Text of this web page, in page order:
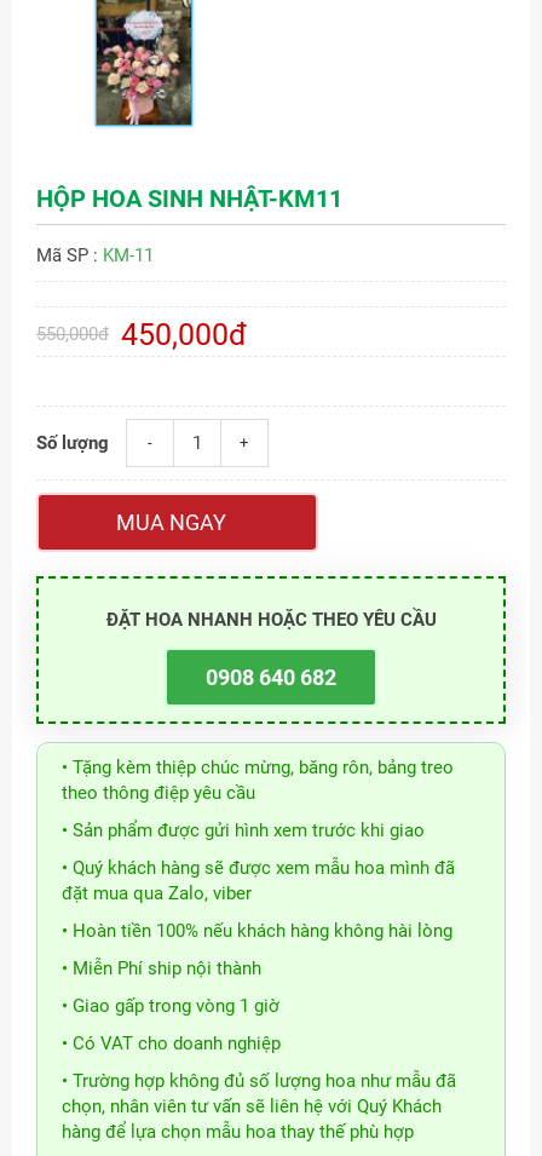
HỘP HOA SINH NHẬT-KM11
Mã SP : KM-11
550,000đ 450,000đ
Số lượng - +
MUA NGAY
ĐẶT HOA NHANH HOẶC THEO YÊU CẦU
0908 640 682
• Tặng kèm thiệp chúc mừng, băng rôn, bảng treo
theo thông điệp yêu cầu
• Sản phẩm được gửi hình xem trước khi giao
• Quý khách hàng sẽ được xem mẫu hoa mình đã
đặt mua qua Zalo, viber
• Hoàn tiền 100% nếu khách hàng không hài lòng
• Miễn Phí ship nội thành
• Giao gấp trong vòng 1 giờ
• Có VAT cho doanh nghiệp
• Trường hợp không đủ số lượng hoa như mẫu đã
chọn, nhân viên tư vấn sẽ liên hệ với Quý Khách
hàng để lựa chọn mẫu hoa thay thế phù hợp